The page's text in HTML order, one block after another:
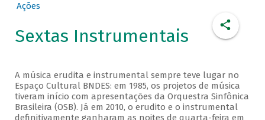
Ações
Sextas Instrumentais
A música erudita e instrumental sempre teve lugar no
Espaço Cultural BNDES: em 1985, os projetos de música
tiveram início com apresentações da Orquestra Sinfônica
Brasileira (OSB). Já em 2010, o erudito e o instrumental